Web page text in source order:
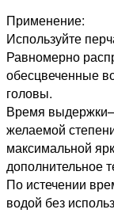
Применение:
Используйте
Равномерно
обесцвеченные
головы.
Время
желаемой
максимальной
дополнительное
По истечении
водой без